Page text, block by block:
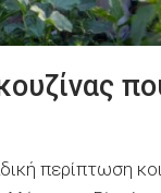
περίπτωση